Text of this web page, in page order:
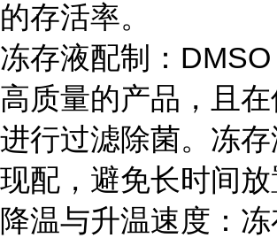
的存活率。
冻存液配制：
高质量的产品，且
进行过滤除菌。冻存
现配，避免长时间放
降温与升温速度：